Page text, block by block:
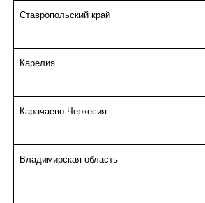
Ставропольский край
Карелия
Карачаево-Черкесия
Владимирская область